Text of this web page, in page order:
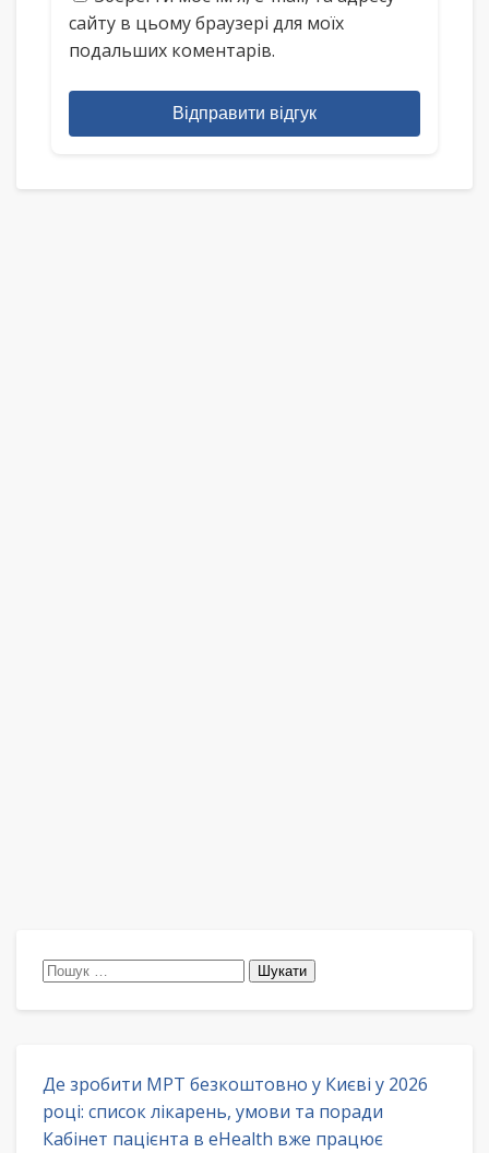
сайту в цьому браузері для моїх
подальших коментарів.
Відправити відгук
Пошук:
Де зробити МРТ безкоштовно у Києві у 2026
році: список лікарень, умови та поради
Кабінет пацієнта в eHealth вже працює